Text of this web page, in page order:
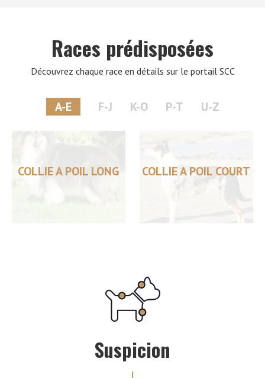
Races prédisposées
Découvrez chaque race en détails sur le portail SCC
A-E F-J K-O P-T U-Z
COLLIE A POIL LONG COLLIE A POIL COURT
Suspicion